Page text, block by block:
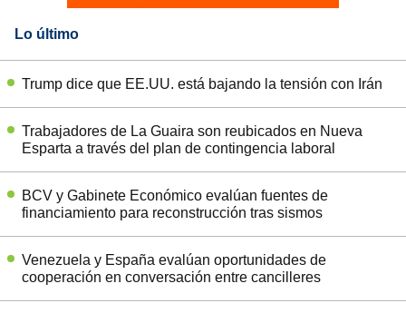
Lo último
Trump dice que EE.UU. está bajando la tensión con Irán
Trabajadores de La Guaira son reubicados en Nueva
Esparta a través del plan de contingencia laboral
BCV y Gabinete Económico evalúan fuentes de
financiamiento para reconstrucción tras sismos
Venezuela y España evalúan oportunidades de
cooperación en conversación entre cancilleres